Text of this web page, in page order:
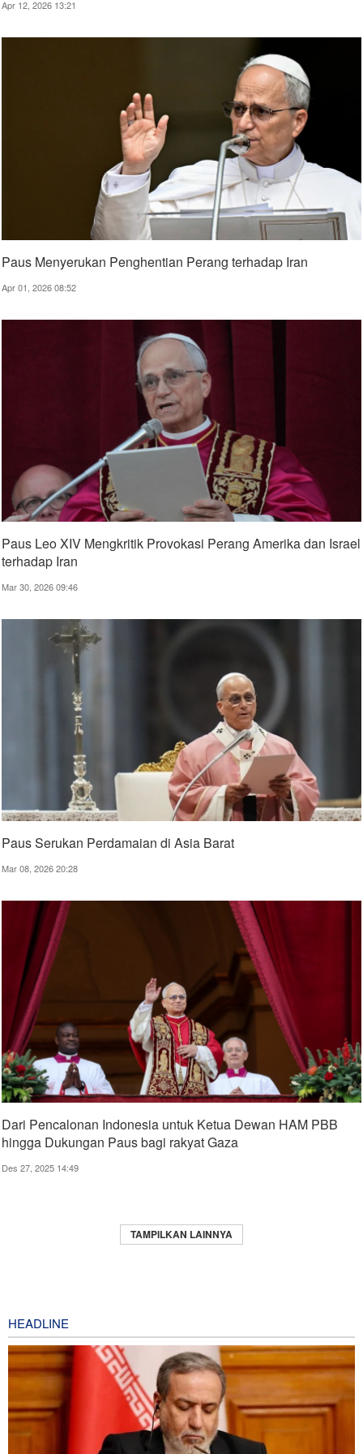
Apr 12, 2026 13:21
Paus Menyerukan Penghentian Perang terhadap Iran
Apr 01, 2026 08:52
Paus Leo XIV Mengkritik Provokasi Perang Amerika dan Israel
terhadap Iran
Mar 30, 2026 09:46
Paus Serukan Perdamaian di Asia Barat
Mar 08, 2026 20:28
Dari Pencalonan Indonesia untuk Ketua Dewan HAM PBB
hingga Dukungan Paus bagi rakyat Gaza
Des 27, 2025 14:49
TAMPILKAN LAINNYA
HEADLINE